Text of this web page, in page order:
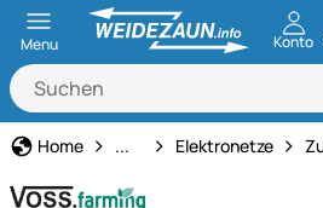
Menu Konto
Home Weidezaun
... Elektronetze